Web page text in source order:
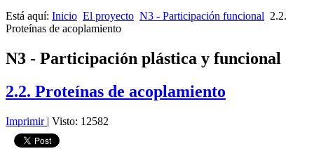
Está aquí: Inicio El proyecto N3 - Participación funcional 2.2.
Proteínas de acoplamiento
N3 - Participación plástica y funcional
2.2. Proteínas de acoplamiento
Imprimir | Visto: 12582